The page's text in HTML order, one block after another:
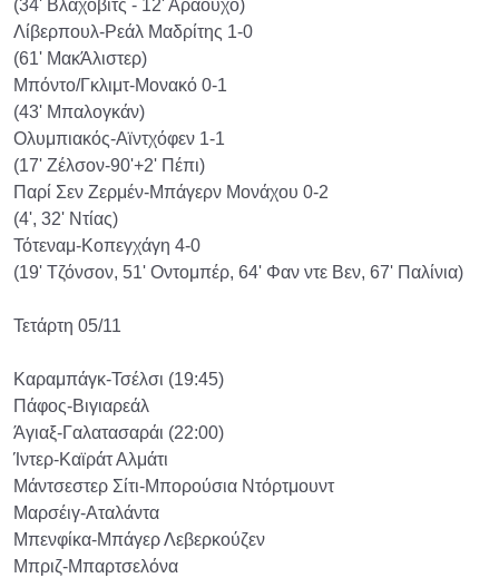
(34' Βλάχοβιτς - 12' Αραούχο)
Λίβερπουλ-Ρεάλ Μαδρίτης 1-0
(61' ΜακΆλιστερ)
Μπόντο/Γκλιμτ-Μονακό 0-1
(43' Μπαλογκάν)
Ολυμπιακός-Αϊντχόφεν 1-1
(17' Ζέλσον-90'+2' Πέπι)
Παρί Σεν Ζερμέν-Μπάγερν Μονάχου 0-2
(4', 32' Ντίας)
Τότεναμ-Κοπεγχάγη 4-0
(19' Τζόνσον, 51' Οντομπέρ, 64' Φαν ντε Βεν, 67' Παλίνια)
Τετάρτη 05/11
Καραμπάγκ-Τσέλσι (19:45)
Πάφος-Βιγιαρεάλ
Άγιαξ-Γαλατασαράι (22:00)
Ίντερ-Καϊράτ Αλμάτι
Μάντσεστερ Σίτι-Μπορούσια Ντόρτμουντ
Μαρσέιγ-Αταλάντα
Μπενφίκα-Μπάγερ Λεβερκούζεν
Μπριζ-Μπαρτσελόνα